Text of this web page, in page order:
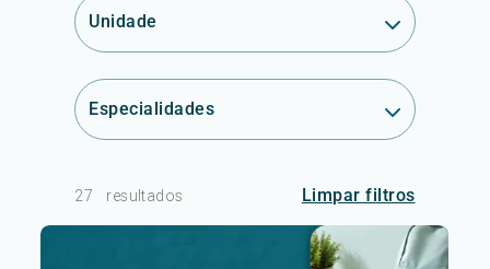
Unidade
Especialidades
27 resultados Limpar filtros